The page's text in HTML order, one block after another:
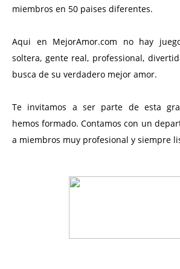
miembros en 50 paises diferentes.
Aqui en MejorAmor.com no hay
soltera, gente real, professional,
busca de su verdadero mejor amor.
Te invitamos a ser parte de esta
hemos formado. Contamos con un
a miembros muy profesional y siempre